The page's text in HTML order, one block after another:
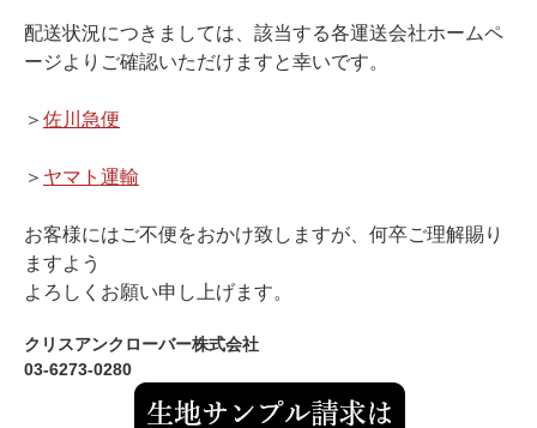
配送状況につきましては、該当する各運送会社ホームペ
ージよりご確認いただけますと幸いです。
＞ 佐川急便
＞ ヤマト運輸
お客様にはご不便をおかけ致しますが、何卒ご理解賜り
ますよう
よろしくお願い申し上げます。
クリスアンクローバー株式会社
03-6273-0280